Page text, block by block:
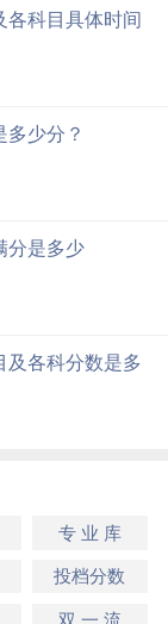
科目具体时间
少分？
分是多少
各科分数是多
专 业 库
投档分数
双 一 流